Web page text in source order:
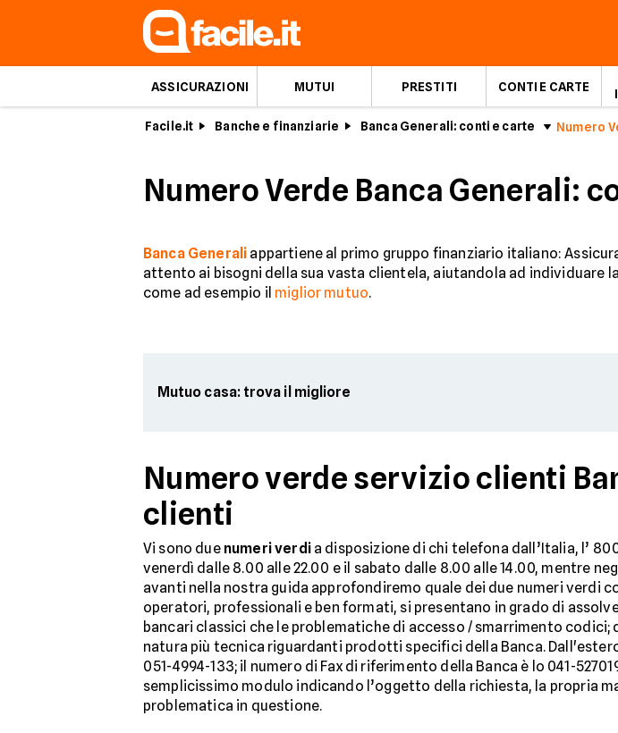
ASSICURAZIONI MUTUI PRESTITI CONTI E CARTE
Facile.it Banche e finanziarie Banca Generali: conti e carte Numero
Numero Verde Banca Generali:
Banca Generali appartiene al primo gruppo finanziario italiano:
attento ai bisogni della sua vasta clientela, aiutandola ad individuare
come ad esempio il miglior mutuo.
Mutuo casa: trova il migliore
Numero verde servizio clienti
clienti
Vi sono due numeri verdia disposizione di chi telefona dall’Italia, l’
venerdì dalle 8.00 alle 22.00 e il sabato dalle 8.00 alle 14.00, mentre
avanti nella nostra guida approfondiremo quale dei due numeri verdi
operatori, professionali e ben formati, si presentano in grado di
bancari classici che le problematiche di accesso / smarrimento
natura più tecnica riguardanti prodotti specifici della Banca.
051-4994-133; il numero di Fax di riferimento della Banca è lo 041-
semplicissimo modulo indicando l’oggetto della richiesta, la propria
problematica in questione.